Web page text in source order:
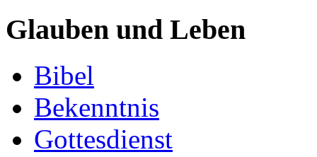
Glauben und Leben
Bibel
Bekenntnis
Gottesdienst